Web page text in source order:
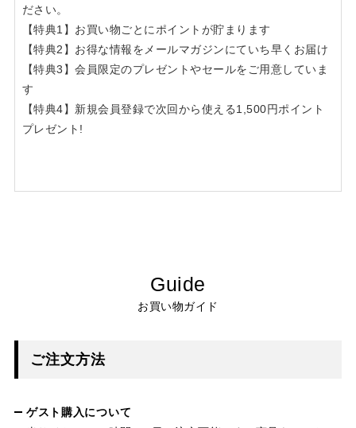
ださい。
【特典1】お買い物ごとにポイントが貯まります
【特典2】お得な情報をメールマガジンにていち早くお届け
【特典3】会員限定のプレゼントやセールをご用意していま
す
【特典4】新規会員登録で次回から使える1,500円ポイント
プレゼント!
Guide
お買い物ガイド
ご注文方法
ゲスト購入について